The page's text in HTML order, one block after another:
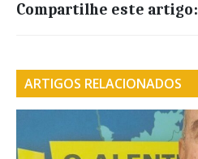
Compartilhe este artigo:
ARTIGOS RELACIONADOS